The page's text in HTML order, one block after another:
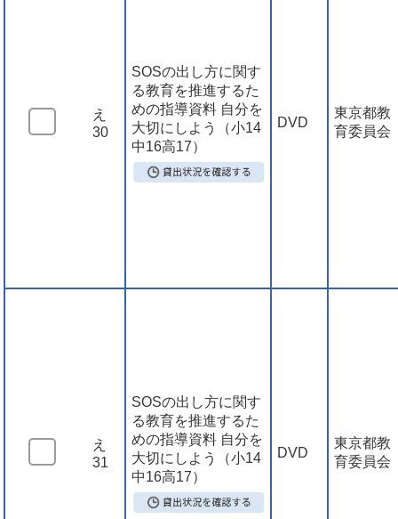
え
30
SOSの出し方に関す
る教育を推進するた
めの指導資料 自分を
大切にしよう（小14
中16高17）
DVD
東京都教
育委員会
え
31
SOSの出し方に関す
る教育を推進するた
めの指導資料 自分を
大切にしよう（小14
中16高17）
DVD
東京都教
育委員会